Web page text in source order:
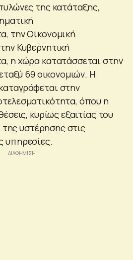
της κατάταξης,
την Οικονομική
Κυβερνητική
η χώρα κατατάσσεται στην
69 οικονομιών. Η
στην
όπου η
κυρίως εξαιτίας του
υστέρησης στις
υπηρεσίες.